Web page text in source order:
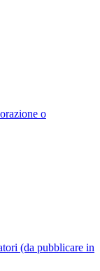
o
(da pubblicare in